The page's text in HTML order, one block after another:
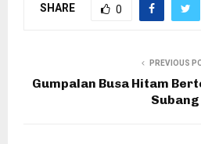
SHARE 0
PREVIOUS
Gumpalan Busa Hitam
Subang